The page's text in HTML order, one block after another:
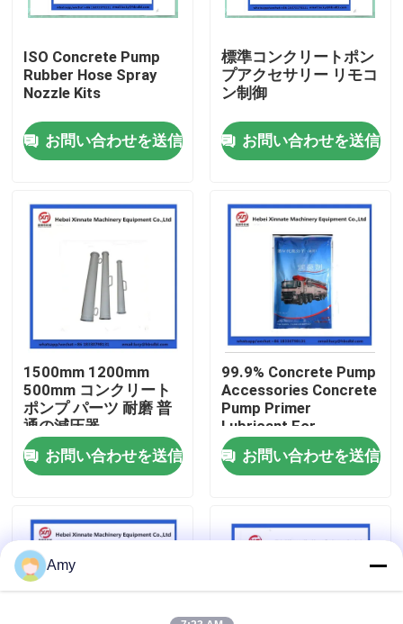
ホーム
製品
ビデオ
企業情報
品質管理
お問い合わせ
Putzmeisterの具体的なポンプ部品
Schwingの具体的なポンプ部品
ISO Concrete Pump
Rubber Hose Spray
Nozzle Kits
お問い合わせを送信
標準コンクリートポン
プアクセサリー リモコ
ン制御
お問い合わせを送信
1500mm 1200mm
500mm コンクリート
ポンプ パーツ 耐磨 普
通の減圧器
お問い合わせを送信
99.9% Concrete Pump
Accessories Concrete
Pump Primer
Lubricant For
Concrete Pumping
Pipeお問い合わせを送信
Amy